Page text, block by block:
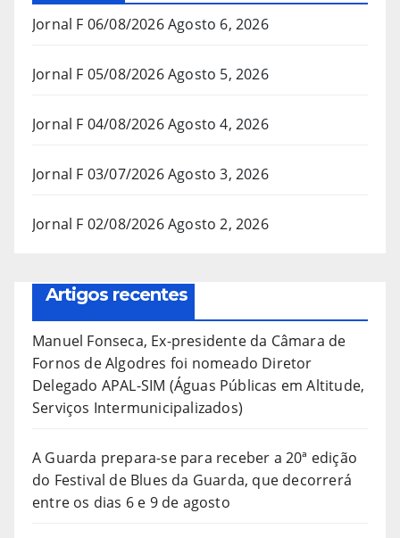
Jornal F 06/08/2026Agosto 6, 2026
Jornal F 05/08/2026Agosto 5, 2026
Jornal F 04/08/2026Agosto 4, 2026
Jornal F 03/07/2026Agosto 3, 2026
Jornal F 02/08/2026Agosto 2, 2026
Artigos recentes
Manuel Fonseca, Ex-presidente da Câmara de
Fornos de Algodres foi nomeado Diretor
Delegado APAL-SIM (Águas Públicas em Altitude,
Serviços Intermunicipalizados)
A Guarda prepara-se para receber a 20ª edição
do Festival de Blues da Guarda, que decorrerá
entre os dias 6 e 9 de agosto